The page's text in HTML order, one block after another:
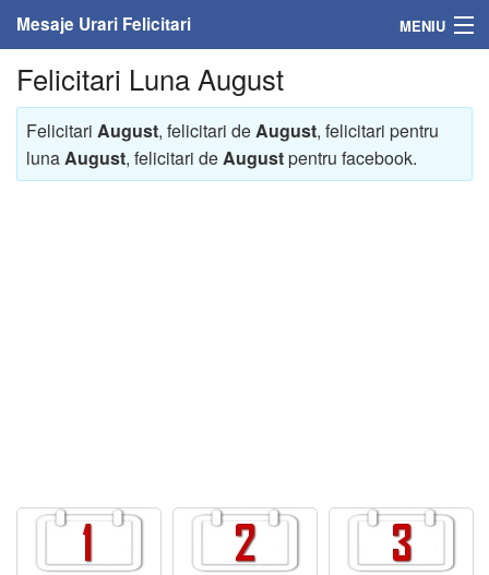
Mesaje Urari Felicitari MENIU
Home
Mesaje
Felicitari
Felicitari Luna August
Felicitari August, felicitari de August, felicitari pentru
luna August, felicitari de Augustpentru facebook.